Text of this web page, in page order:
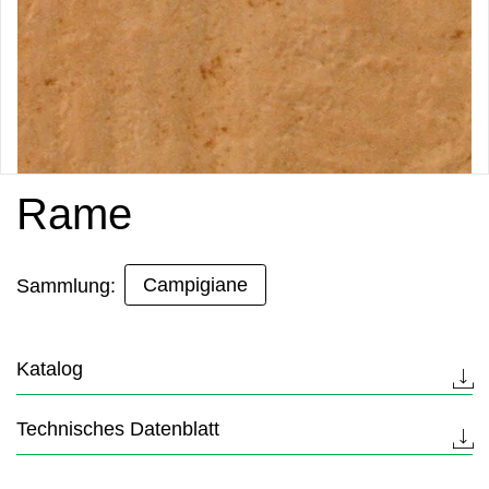
Rame
Sammlung: Campigiane
Katalog
Technisches Datenblatt